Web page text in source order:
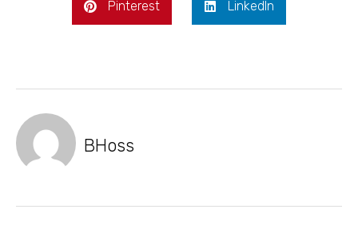
Pinterest LinkedIn
BHoss